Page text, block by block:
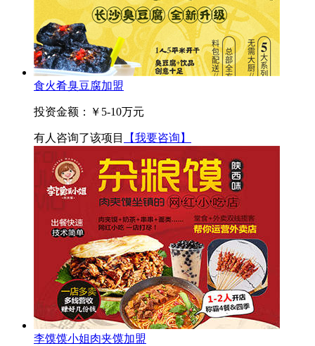
食火肴臭豆腐加盟
投资金额： ￥5-10万元
有人咨询了该项目 【我要咨询】
李馍馍小姐肉夹馍加盟